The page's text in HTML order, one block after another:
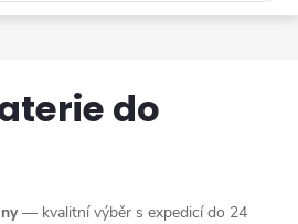
do
— kvalitní výběr s expedicí do 24